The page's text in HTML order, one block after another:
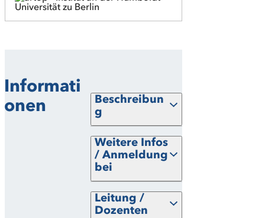
Informati
onen
Beschreibun
g
Weitere Infos
/ Anmeldung
bei
Leitung /
Dozenten